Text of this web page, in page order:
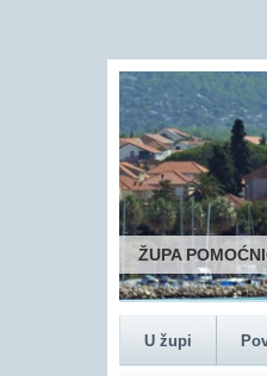
ŽUPA
U župi